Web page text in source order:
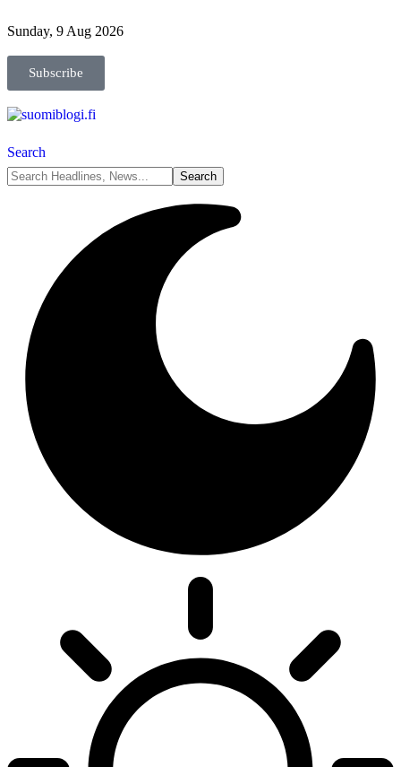
Sunday, 9 Aug 2026
Subscribe
Search